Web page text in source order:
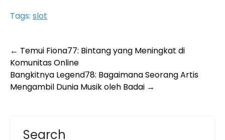
Tags: slot
Post
navigation
← Temui Fiona77: Bintang yang Meningkat di
Komunitas Online
Bangkitnya Legend78: Bagaimana Seorang Artis
Mengambil Dunia Musik oleh Badai →
Search